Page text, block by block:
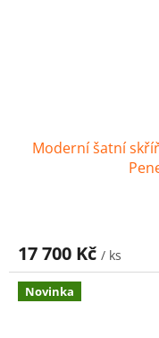
Moderní šatní
17 700 Kč / ks
Novinka